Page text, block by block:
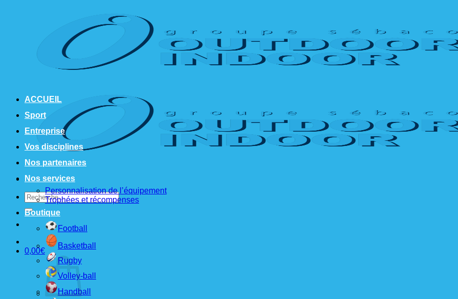
Recherche
pour :
0,00€
ACCUEIL
Sport
Entreprise
Vos disciplines
Nos partenaires
Nos services
Personnalisation de l’équipement
Trophées et récompenses
Boutique
Football
Basketball
Rugby
Volley-ball
Handball